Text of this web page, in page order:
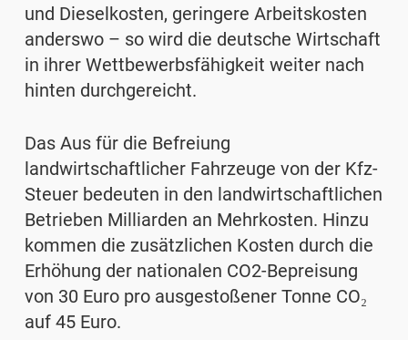
und Dieselkosten, geringere Arbeitskosten
anderswo – so wird die deutsche Wirtschaft
in ihrer Wettbewerbs­fähigkeit weiter nach
hinten durchgereicht.
Das Aus für die Befreiung
landwirtschaftlicher Fahrzeuge von der Kfz-
Steuer bedeuten in den landwirtschaftlichen
Betrieben Milliarden an Mehrkosten. Hinzu
kommen die zusätzlichen Kosten durch die
Erhöhung der nationalen CO2-Bepreisung
von 30 Euro pro ausgestoßener Tonne CO₂
auf 45 Euro.